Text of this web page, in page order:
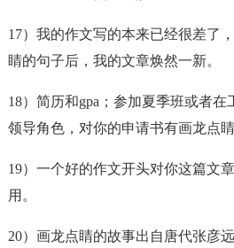
17）我的作文写的本来已经很差了
睛的句子后，我的文章焕然一新。
18）简历和gpa；参加夏季班或者
领导角色，对你的申请书有画龙点睛
19）一个好的作文开头对你这篇文
用。
20） 画龙点睛的故事出自唐代张彦